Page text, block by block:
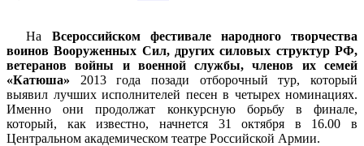
На Всероссийском фестивале народного творчества
воинов Вооруженных Сил, других силовых структур РФ,
ветеранов войны и военной службы, членов их семей
«Катюша» 2013 года позади отборочный тур, который
выявил лучших исполнителей песен в четырех номинациях.
Именно они продолжат конкурсную борьбу в финале,
который, как известно, начнется 31 октября в 16.00 в
Центральном академическом театре Российской Армии.